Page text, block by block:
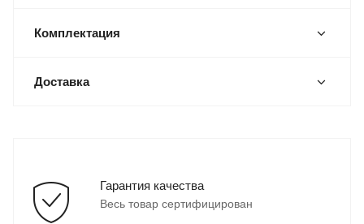
Комплектация
Доставка
Гарантия качества
Весь товар сертифицирован